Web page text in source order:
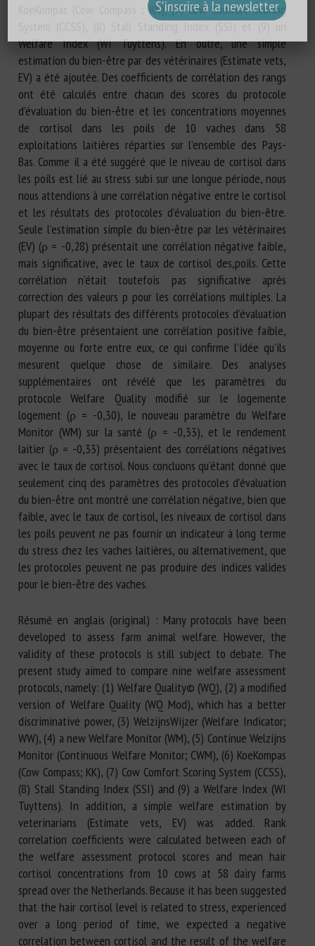
KoeKompas (Cow Compass ; KK), (7) Cow Comfort Scoring
Welfare Index (WI Tuyttens). En outre, une simple
estimation du bien-être par des vétérinaires (Estimate vets,
EV) a été ajoutée. Des coefficients de corrélation des rangs
ont été calculés entre chacun des scores du protocole
d’évaluation du bien-être et les concentrations moyennes
de cortisol dans les poils de 10 vaches dans 58
exploitations laitières réparties sur l’ensemble des Pays-
Bas. Comme il a été suggéré que le niveau de cortisol dans
les poils est lié au stress subi sur une longue période, nous
nous attendions à une corrélation négative entre le cortisol
et les résultats des protocoles d’évaluation du bien-être.
Seule l’estimation simple du bien-être par les vétérinaires
(EV) (ρ = -0,28) présentait une corrélation négative faible,
mais significative, avec le taux de cortisol des,poils. Cette
corrélation n’était toutefois pas significative après
correction des valeurs p pour les corrélations multiples. La
plupart des résultats des différents protocoles d’évaluation
du bien-être présentaient une corrélation positive faible,
moyenne ou forte entre eux, ce qui confirme l’idée qu’ils
mesurent quelque chose de similaire. Des analyses
supplémentaires ont révélé que les paramètres du
protocole Welfare Quality modifié sur le logemente
logement (ρ = -0,30), le nouveau paramètre du Welfare
Monitor (WM) sur la santé (ρ = -0,33), et le rendement
laitier (ρ = -0,33) présentaient des corrélations négatives
avec le taux de cortisol. Nous concluons qu’étant donné que
seulement cinq des paramètres des protocoles d’évaluation
du bien-être ont montré une corrélation négative, bien que
faible, avec le taux de cortisol, les niveaux de cortisol dans
les poils peuvent ne pas fournir un indicateur à long terme
du stress chez les vaches laitières, ou alternativement, que
les protocoles peuvent ne pas produire des indices valides
pour le bien-être des vaches.
Résumé en anglais (original) : Many protocols have been
developed to assess farm animal welfare. However, the
validity of these protocols is still subject to debate. The
present study aimed to compare nine welfare assessment
protocols, namely: (1) Welfare Quality© (WQ), (2) a modified
version of Welfare Quality (WQ Mod), which has a better
discriminative power, (3) WelzijnsWijzer (Welfare Indicator;
WW), (4) a new Welfare Monitor (WM), (5) Continue Welzijns
Monitor (Continuous Welfare Monitor; CWM), (6) KoeKompas
(Cow Compass; KK), (7) Cow Comfort Scoring System (CCSS),
(8) Stall Standing Index (SSI) and (9) a Welfare Index (WI
Tuyttens). In addition, a simple welfare estimation by
veterinarians (Estimate vets, EV) was added. Rank
correlation coefficients were calculated between each of
the welfare assessment protocol scores and mean hair
cortisol concentrations from 10 cows at 58 dairy farms
spread over the Netherlands. Because it has been suggested
that the hair cortisol level is related to stress, experienced
over a long period of time, we expected a negative
correlation between cortisol and the result of the welfare